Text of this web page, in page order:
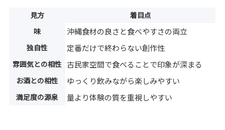
見方
着目点
味
沖縄食材の良さと食べやすさの両立
独自性 定番だけで終わらない創作性
雰囲気との相性 古民家空間で食べることで印象が深まる
お酒との相性 ゆっくり飲みながら楽しみやすい
満足度の源泉 量より体験の質を重視しやすい